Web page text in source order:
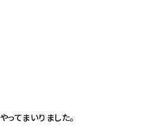
やってまいりました。